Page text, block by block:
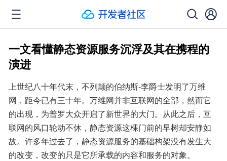
一文看懂静态资源服务沉浮及其在携程的
演进
上世纪八十年代末，不列颠的伯纳斯-李爵士发明了万维
网，距今已有三十年。万维网并非互联网的全部，然而它
的出现，为普罗大众开启了新世界的大门。从此之后，互
联网的风口轮动不休，静态资源这棵门前的早树却安静如
故。许多年过去了，静态资源服务的基础构架没有发生大
的改变，改变的只是它所承载的内容和服务的对象。